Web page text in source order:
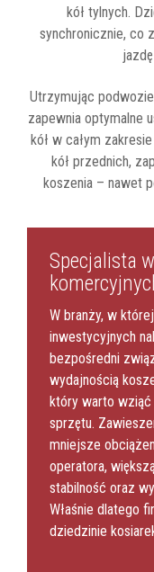
kół tylnych.
synchronicznie, co
Utrzymując
zapewnia optymalne
kół w całym
kół przednich,
koszenia – nawet
Specjalista
W branży, w
inwestycyjnych
bezpośredni
wydajnością
który warto wziąć
sprzętu.
mniejsze
operatora,
stabilność oraz
Właśnie dlatego
dziedzinie